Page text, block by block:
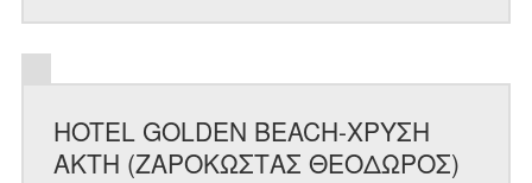
HOTEL GOLDEN BEACH-ΧΡΥΣΗ
ΑΚΤΗ (ΖΑΡΟΚΩΣΤΑΣ ΘΕΟΔΩΡΟΣ)